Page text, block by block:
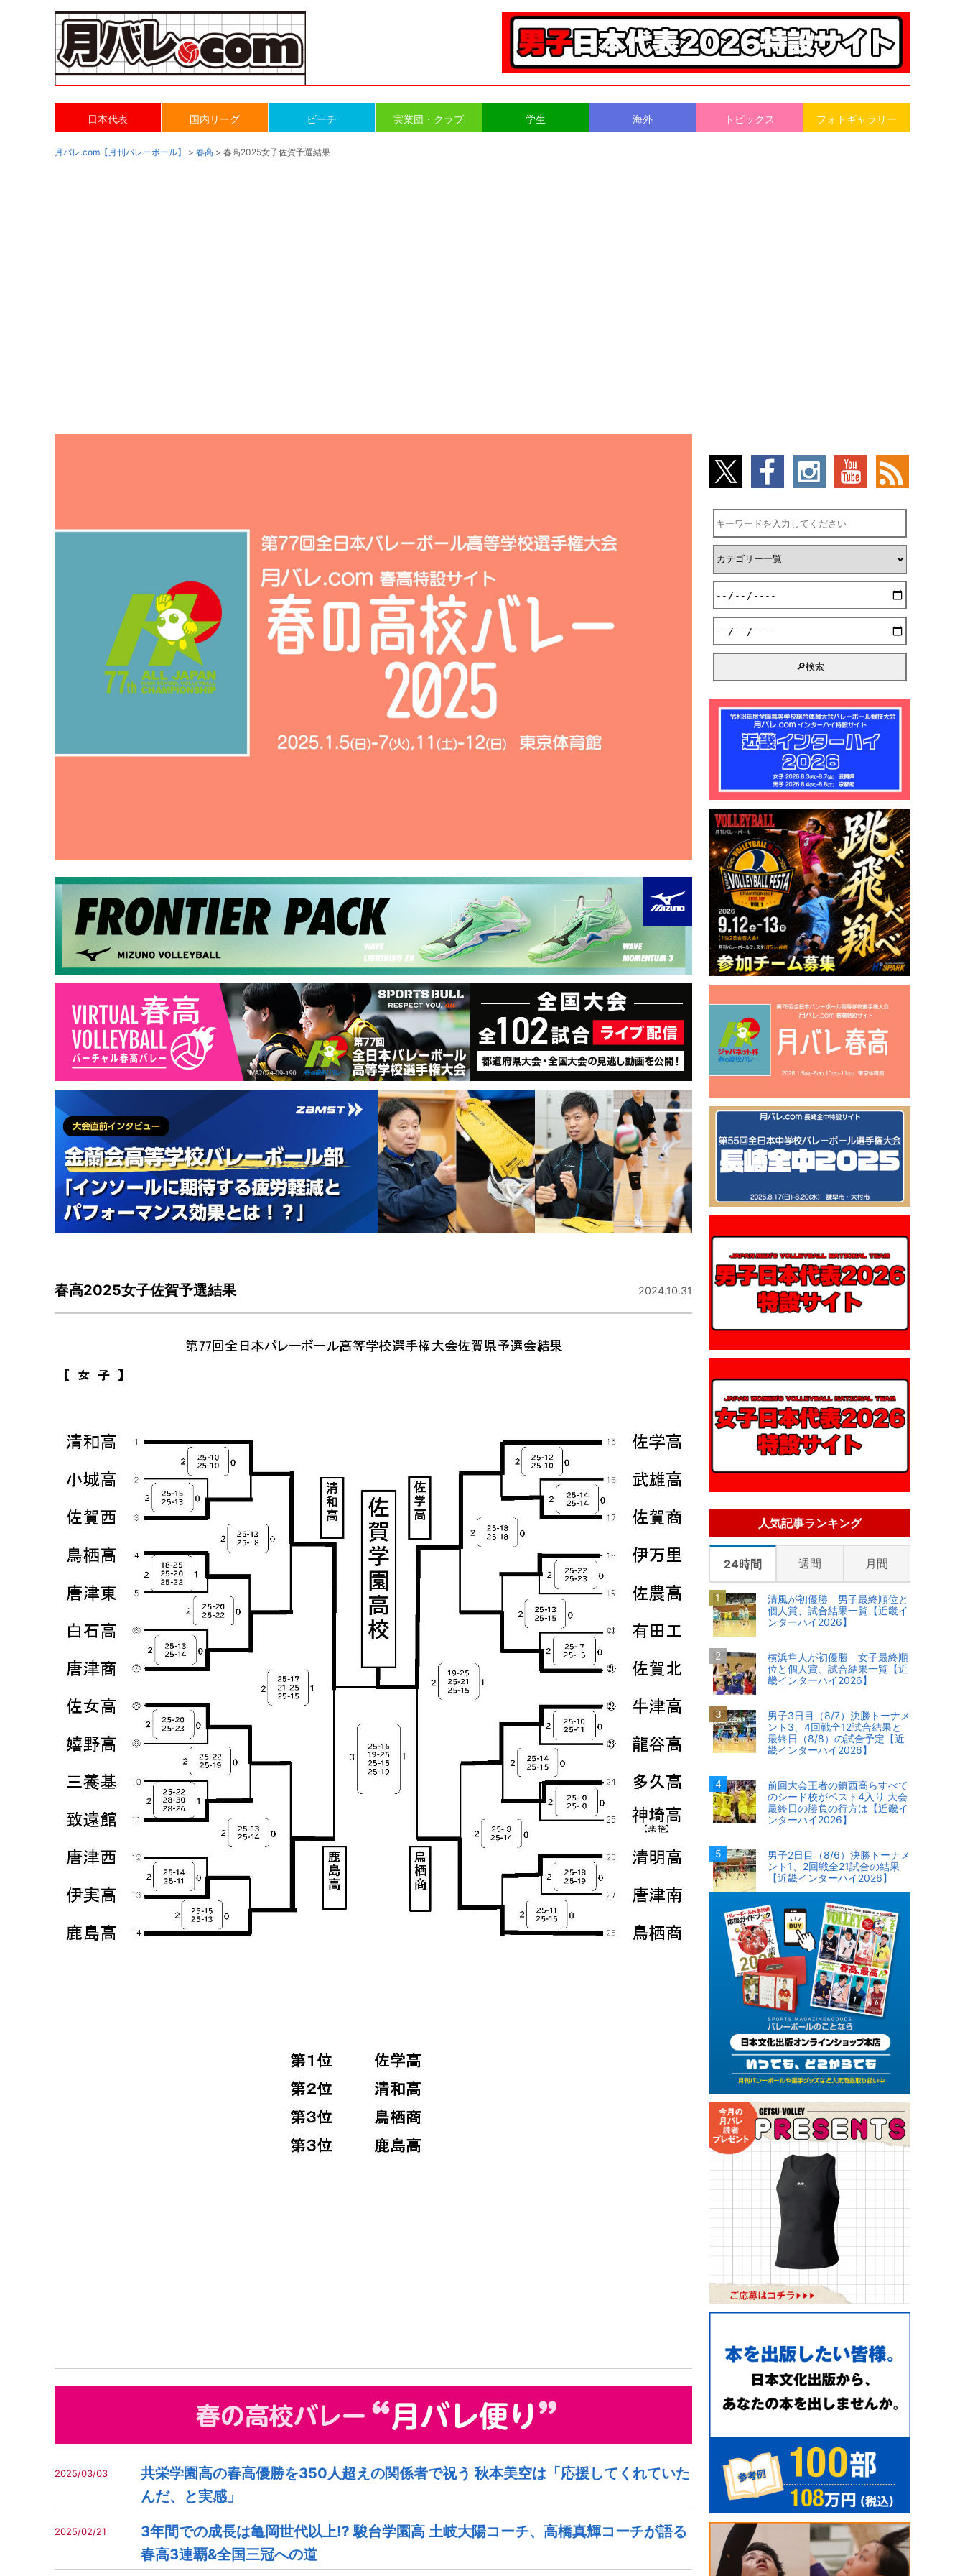
日本代表 国内リーグ ビーチ 実業団・クラブ 学生 海外 トピックス フォトギャラリー
月バレ.com【月刊バレーボール】 > 春高 > 春高2025女子佐賀予選結果
春高2025女子佐賀予選結果 2024.10.31
2025/03/03
共栄学園高の春高優勝を350人超えの関係者で祝う 秋本美空は「応援してくれていた
んだ、と実感」
2025/02/21
3年間での成長は亀岡世代以上⁉︎ 駿台学園高 土岐大陽コーチ、高橋真輝コーチが語る
春高3連覇&全国三冠への道
人気記事ランキング
24時間 週間 月間
清風が初優勝 男子最終順位と
個人賞、試合結果一覧【近畿イ
ンターハイ2026】
横浜隼人が初優勝 女子最終順
位と個人賞、試合結果一覧【近
畿インターハイ2026】
男子3日目（8/7）決勝トーナメ
ント3、4回戦全12試合結果と
最終日（8/8）の試合予定【近
畿インターハイ2026】
前回大会王者の鎮西高らすべて
のシード校がベスト4入り 大会
最終日の勝負の行方は【近畿イ
ンターハイ2026】
男子2日目（8/6）決勝トーナメ
ント1、2回戦全21試合の結果
【近畿インターハイ2026】